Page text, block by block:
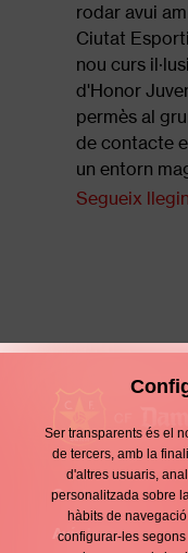
rodar avui
Ciutat
nou curs
d'Honor
permès al
de contacte
un entorn
Segueix
Enllaços
d'interès
Contacte
Avís legal
Ser transparents és el
de tercers, amb la
d'altres usuaris,
personalitzada sobre
hàbits de
configurar-les